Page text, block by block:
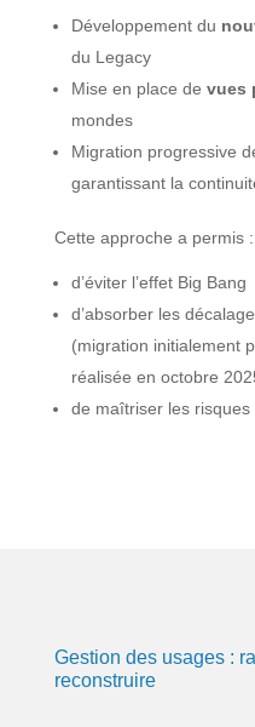
Développement du
du Legacy
Mise en place de vues
mondes
Migration progressive
garantissant la
Cette approche a permis :
d’éviter l’effet Big Bang
d’absorber les
(migration initialement
réalisée en octobre
de maîtriser les
Gestion des usages :
reconstruire